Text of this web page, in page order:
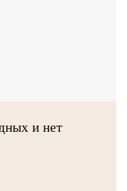
и нет